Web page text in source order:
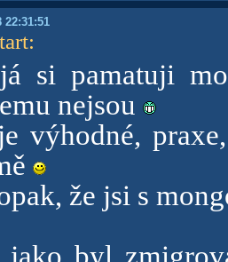
22:31:51
:
si pamatuji
nejsou
výhodné,
že jsi s